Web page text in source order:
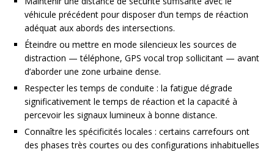
véhicule précédent pour disposer d’un temps de réaction
adéquat aux abords des intersections.
Éteindre ou mettre en mode silencieux les sources de
distraction — téléphone, GPS vocal trop sollicitant — avant
d’aborder une zone urbaine dense.
Respecter les temps de conduite : la fatigue dégrade
significativement le temps de réaction et la capacité à
percevoir les signaux lumineux à bonne distance.
Connaître les spécificités locales : certains carrefours ont
des phases très courtes ou des configurations inhabituelles